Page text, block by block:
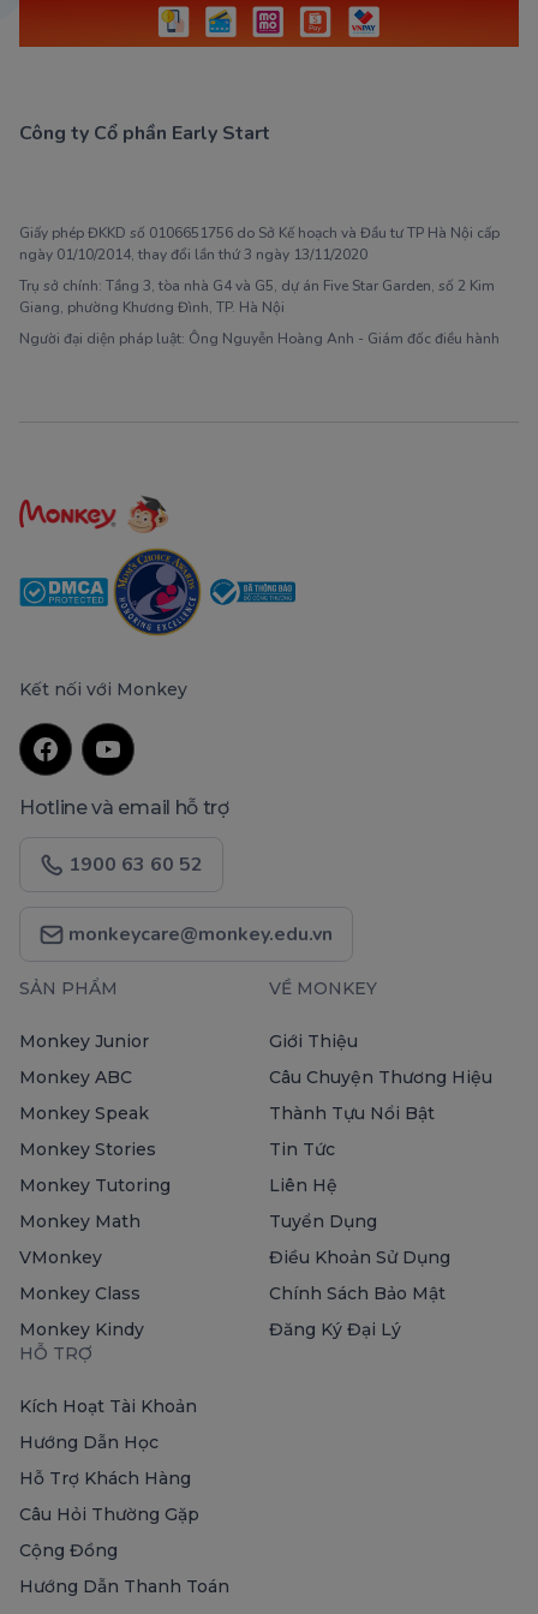
Công ty Cổ phần Early Start
Giấy phép ĐKKD số 0106651756 do Sở Kế hoạch và Đầu tư TP Hà Nội cấp
ngày 01/10/2014, thay đổi lần thứ 3 ngày 13/11/2020
Trụ sở chính: Tầng 3, tòa nhà G4 và G5, dự án Five Star Garden, số 2 Kim
Giang, phường Khương Đình, TP. Hà Nội
Người đại diện pháp luật: Ông Nguyễn Hoàng Anh - Giám đốc điều hành
Kết nối với Monkey
Hotline và email hỗ trợ
1900 63 60 52
monkeycare@monkey.edu.vn
SẢN PHẨM
Monkey Junior
Monkey ABC
Monkey Speak
Monkey Stories
Monkey Tutoring
Monkey Math
VMonkey
Monkey Class
Monkey Kindy
VỀ MONKEY
Giới Thiệu
Câu Chuyện Thương Hiệu
Thành Tựu Nổi Bật
Tin Tức
Liên Hệ
Tuyển Dụng
Điều Khoản Sử Dụng
Chính Sách Bảo Mật
Đăng Ký Đại Lý
HỖ TRỢ
Kích Hoạt Tài Khoản
Hướng Dẫn Học
Hỗ Trợ Khách Hàng
Câu Hỏi Thường Gặp
Cộng Đồng
Hướng Dẫn Thanh Toán